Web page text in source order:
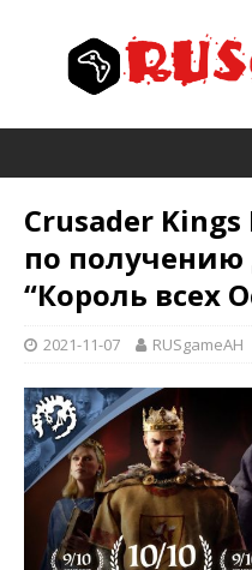
Crusader
по
“Король всех
2021-11-07 RUSgameAH